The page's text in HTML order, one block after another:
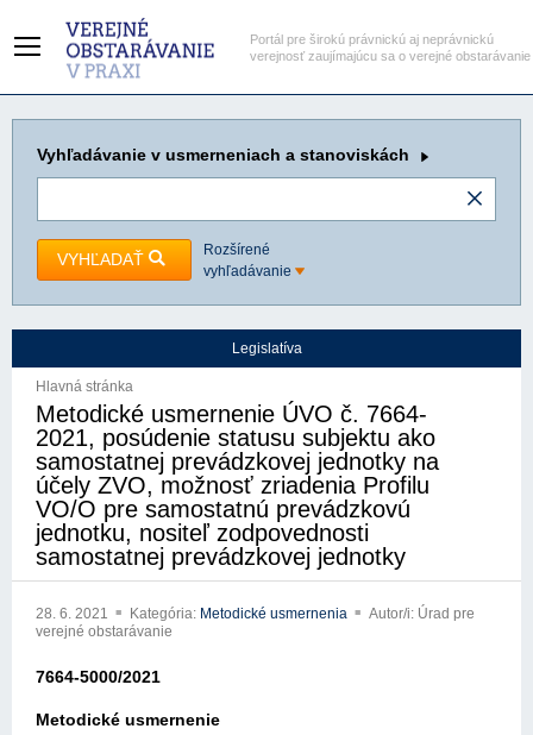
Portál pre širokú právnickú aj neprávnickú
verejnosť zaujímajúcu sa o verejné obstarávanie
Vyhľadávanie v usmerneniach a stanoviskách
VYHĽADAŤ
Rozšírené
vyhľadávanie
Legislatíva
Hlavná stránka
Metodické usmernenie ÚVO č. 7664-
2021, posúdenie statusu subjektu ako
samostatnej prevádzkovej jednotky na
účely ZVO, možnosť zriadenia Profilu
VO/O pre samostatnú prevádzkovú
jednotku, nositeľ zodpovednosti
samostatnej prevádzkovej jednotky
28. 6. 2021 Kategória: Metodické usmernenia
Autor/i: Úrad pre
verejné obstarávanie
7664-5000/2021
Metodické usmernenie